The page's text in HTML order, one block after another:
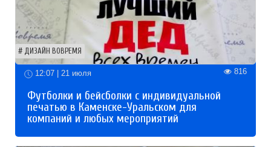
ДИЗАЙН ВОВРЕМЯ
12:07 | 21 июля 816
Футболки и бейсболки с индивидуальной
печатью в Каменске-Уральском для
компаний и любых мероприятий